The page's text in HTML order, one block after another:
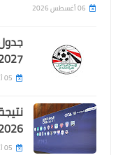
اخبار خفيفة
ضربات ترجيح
كاملة 3-5
06 أغسطس 2026
05 أغسطس 2026
2027
05 أغسطس 2026